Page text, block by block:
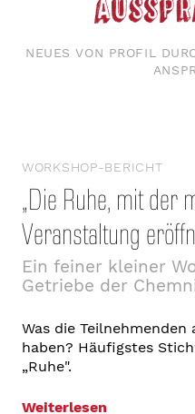
NEUES VON PROFIL
WORKSHOP-BERICHT
„Die Ruhe, mit der
Veranstaltung
Ein feiner kleiner
Getriebe der
Was die Teilnehmenden
haben? Häufigstes
„Ruhe".
Weiterlesen